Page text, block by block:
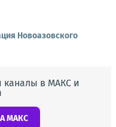
Новоазовского
каналы в МАКС и
МАКС